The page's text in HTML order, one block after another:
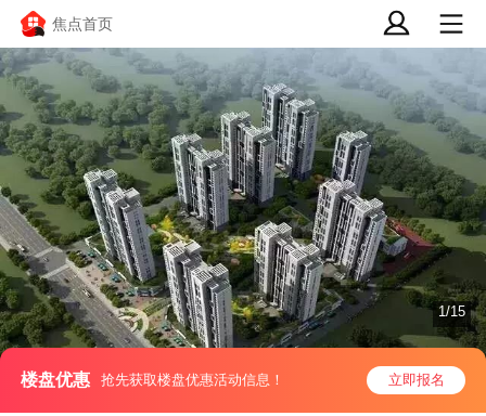
焦点首页
楼盘优惠 抢先获取楼盘优惠活动信息！ 立即报名
1/15